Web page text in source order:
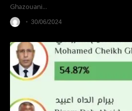
Ghazouani…
30/06/2024